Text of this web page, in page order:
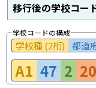
移行後の学校コー
学校コードの構成
学校種 (2桁) 都道
A1 47 2